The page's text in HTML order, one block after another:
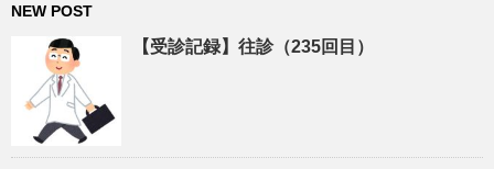
NEW POST
【受診記録】往診（235回目）